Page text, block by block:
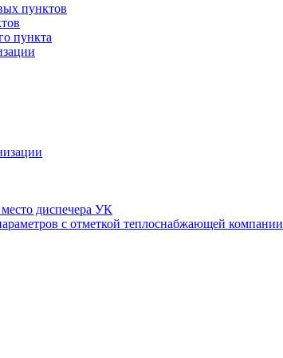
пунктов
пункта
диспечера УК
с отметкой теплоснабжающей компании